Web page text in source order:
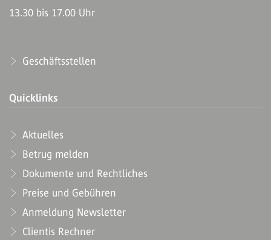
13.30 bis 17.00 Uhr
Geschäftsstellen
Quicklinks
Aktuelles
Betrug melden
Dokumente und Rechtliches
Preise und Gebühren
Anmeldung Newsletter
Clientis Rechner